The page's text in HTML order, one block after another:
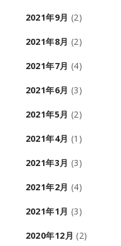
2021年9月 (2)
2021年8月 (2)
2021年7月 (4)
2021年6月 (3)
2021年5月 (2)
2021年4月 (1)
2021年3月 (3)
2021年2月 (4)
2021年1月 (3)
2020年12月 (2)